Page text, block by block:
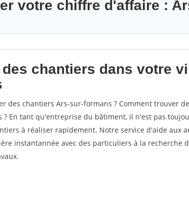
votre chiffre d'affaire :
chantiers dans votre
des chantiers Ars-sur-formans ? Comment trouver
? En tant qu'entreprise du bâtiment, il n'est pas
à réaliser rapidement. Notre service d'aide aux
instantannée avec des particuliers à la recherche